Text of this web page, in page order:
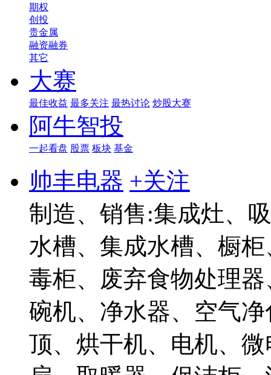
期权
创投
贵金属
融资融券
其它
大赛
最佳收益 最多关注 最热讨论 炒股大赛
阿牛智投
一起看盘 股票 板块 基金
帅丰电器 +关注
制造、销售:集成灶、
水槽、集成水槽、橱
毒柜、废弃食物处理
碗机、净水器、空气
顶、烘干机、电机、